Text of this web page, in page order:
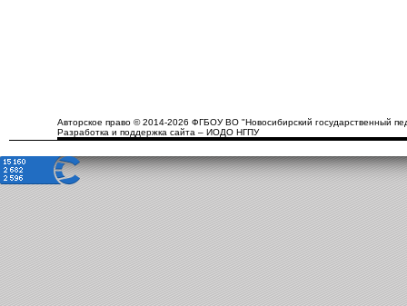
Авторское право © 2014-2026 ФГБОУ ВО "Новосибирский государственный
Разработка и поддержка сайта – ИОДО НГПУ